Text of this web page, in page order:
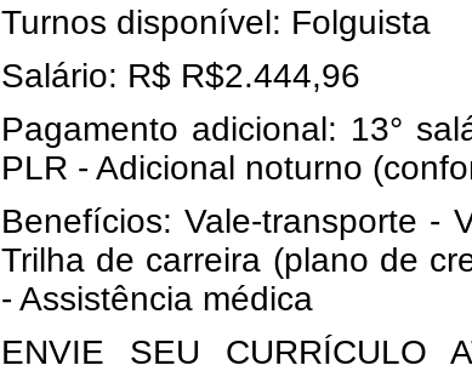
Turnos disponível: Folguista
Salário: R$ R$2.444,96
Pagamento adicional: 13°
PLR - Adicional noturno
Benefícios: Vale-transporte -
Trilha de carreira (plano de
- Assistência médica
ENVIE SEU CURRÍCULO